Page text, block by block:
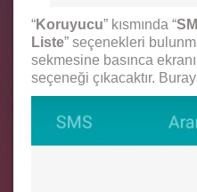
“Koruyucu” kısmında “
Liste” seçenekleri
sekmesine basınca
seçeneği çıkacaktır.